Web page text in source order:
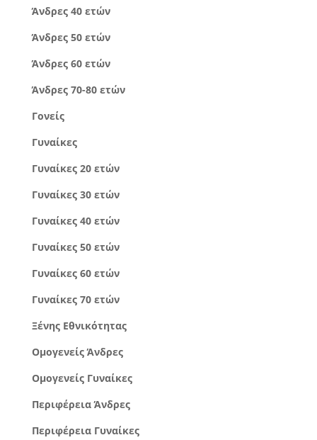
Άνδρες 40 ετών
Άνδρες 50 ετών
Άνδρες 60 ετών
Άνδρες 70-80 ετών
Γονείς
Γυναίκες
Γυναίκες 20 ετών
Γυναίκες 30 ετών
Γυναίκες 40 ετών
Γυναίκες 50 ετών
Γυναίκες 60 ετών
Γυναίκες 70 ετών
Ξένης Εθνικότητας
Ομογενείς Άνδρες
Ομογενείς Γυναίκες
Περιφέρεια Άνδρες
Περιφέρεια Γυναίκες